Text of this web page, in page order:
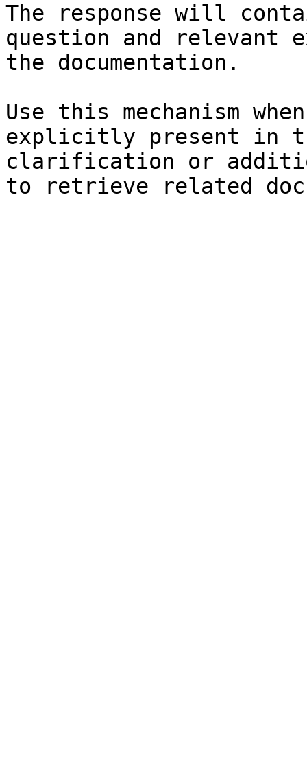
The response will
question and relevant
the documentation.
Use this mechanism
explicitly present in
clarification or